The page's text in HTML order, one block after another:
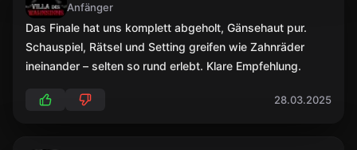
Anfänger
Das Finale hat uns komplett abgeholt, Gänsehaut pur.
Schauspiel, Rätsel und Setting greifen wie Zahnräder
ineinander – selten so rund erlebt. Klare Empfehlung.
28.03.2025